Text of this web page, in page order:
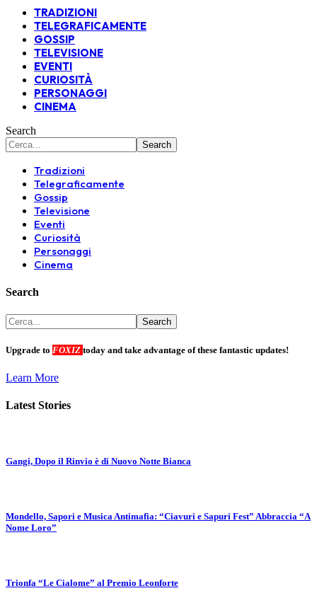
TRADIZIONI
TELEGRAFICAMENTE
GOSSIP
TELEVISIONE
EVENTI
CURIOSITÀ
PERSONAGGI
CINEMA
Search
Tradizioni
Telegraficamente
Gossip
Televisione
Eventi
Curiosità
Personaggi
Cinema
Search
Upgrade to FOXIZ today and take advantage of these fantastic updates!
Learn More
Latest Stories
Gangi, Dopo il Rinvio è di Nuovo Notte Bianca
Mondello, Sapori e Musica Antimafia: “Ciavuri e Sapuri Fest” Abbraccia “A
Nome Loro”
Trionfa “Le Cialome” al Premio Leonforte